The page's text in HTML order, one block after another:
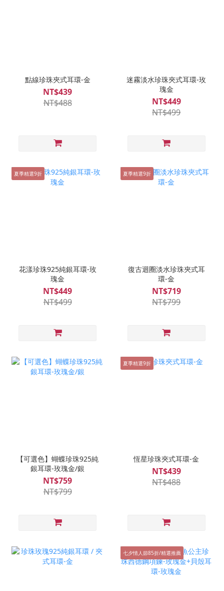
點線珍珠夾式耳環-金
NT$439
NT$488
迷霧淡水珍珠夾式耳環-玫
瑰金
NT$449
NT$499
夏季精選9折
花漾珍珠925純銀耳環-玫
瑰金
NT$449
NT$499
夏季精選9折
復古迴圈淡水珍珠夾式耳
環-金
NT$719
NT$799
【可選色】蝴蝶珍珠925純
銀耳環-玫瑰金/銀
NT$759
NT$799
夏季精選9折
恆星珍珠夾式耳環-金
NT$439
NT$488
七夕情人節85折/精選推薦